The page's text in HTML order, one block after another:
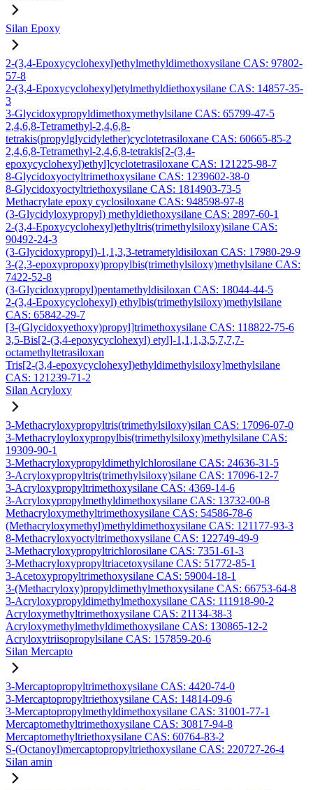
Silan Epoxy
2-(3,4-Epoxycyclohexyl)ethylmethyldimethoxysilane CAS: 97802-
57-8
2-(3,4-Epoxycyclohexyl)etylmethyldiethoxysilane CAS: 14857-35-
3
3-Glycidoxypropyldimethoxymethylsilane CAS: 65799-47-5
2,4,6,8-Tetramethyl-2,4,6,8-
tetrakis(propylglycidylether)cyclotetrasiloxane CAS: 60665-85-2
2,4,6,8-Tetramethyl-2,4,6,8-tetrakis[2-(3,4-
epoxycyclohexyl)ethyl]cyclotetrasiloxane CAS: 121225-98-7
8-Glycidoxyoctyltrimethoxysilane CAS: 1239602-38-0
8-Glycidoxyoctyltriethoxysilane CAS: 1814903-73-5
Methacrylate epoxy cyclosiloxane CAS: 948598-97-8
(3-Glycidyloxypropyl) methyldiethoxysilane CAS: 2897-60-1
2-(3,4-Epoxycyclohexyl)ethyltris(trimethylsiloxy)silane CAS:
90492-24-3
(3-Glycidoxypropyl)-1,1,3,3-tetrametyldisiloxan CAS: 17980-29-9
3-(2,3-epoxypropoxy)propylbis(trimethylsiloxy)methylsilane CAS:
7422-52-8
(3-Glycidoxypropyl)pentamethyldisiloxan CAS: 18044-44-5
2-(3,4-Epoxycyclohexyl) ethylbis(trimethylsiloxy)methylsilane
CAS: 65842-29-7
[3-(Glycidoxyethoxy)propyl]trimethoxysilane CAS: 118822-75-6
3,5-Bis[2-(3,4-epoxycyclohexyl) etyl]-1,1,1,3,5,7,7,7-
octamethyltetrasiloxan
Tris[2-(3,4-epoxycyclohexyl)ethyldimethylsiloxy]methylsilane
CAS: 121239-71-2
Silan Acryloxy
3-Methacryloxypropyltris(trimethylsiloxy)silan CAS: 17096-07-0
3-Methacryloyloxypropylbis(trimethylsiloxy)methylsilane CAS:
19309-90-1
3-Methacryloxypropyldimethylchlorosilane CAS: 24636-31-5
3-Acryloxypropyltris(trimethylsiloxy)silane CAS: 17096-12-7
3-Acryloxypropyltrimethoxysilane CAS: 4369-14-6
3-Acryloxypropylmethyldimethoxysilane CAS: 13732-00-8
Methacryloxymethyltrimethoxysilane CAS: 54586-78-6
(Methacryloxymethyl)methyldimethoxysilane CAS: 121177-93-3
8-Methacryloxyoctyltrimethoxysilane CAS: 122749-49-9
3-Methacryloxypropyltrichlorosilane CAS: 7351-61-3
3-Methacryloxypropyltriacetoxysilane CAS: 51772-85-1
3-Acetoxypropyltrimethoxysilane CAS: 59004-18-1
3-(Methacryloxy)propyldimethylmethoxysilane CAS: 66753-64-8
3-Acryloxypropyldimethylmethoxysilane CAS: 111918-90-2
Acryloxymethyltrimethoxysilane CAS: 21134-38-3
Acryloxymethylmethyldimethoxysilane CAS: 130865-12-2
Acryloxytriisopropylsilane CAS: 157859-20-6
Silan Mercapto
3-Mercaptopropyltrimethoxysilane CAS: 4420-74-0
3-Mercaptopropyltriethoxysilane CAS: 14814-09-6
3-Mercaptopropylmethyldimethoxysilane CAS: 31001-77-1
Mercaptomethyltrimethoxysilane CAS: 30817-94-8
Mercaptomethyltriethoxysilane CAS: 60764-83-2
S-(Octanoyl)mercaptopropyltriethoxysilane CAS: 220727-26-4
Silan amin